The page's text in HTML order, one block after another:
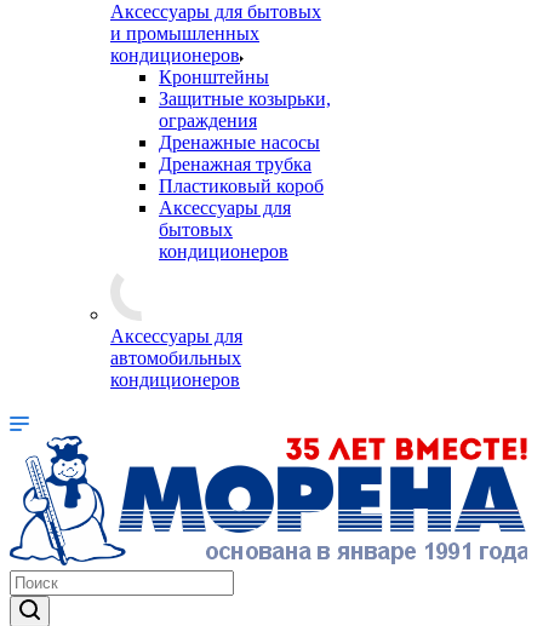
Аксессуары для бытовых
и промышленных
кондиционеров
Кронштейны
Защитные козырьки,
ограждения
Дренажные насосы
Дренажная трубка
Пластиковый короб
Аксессуары для
бытовых
кондиционеров
Аксессуары для
автомобильных
кондиционеров